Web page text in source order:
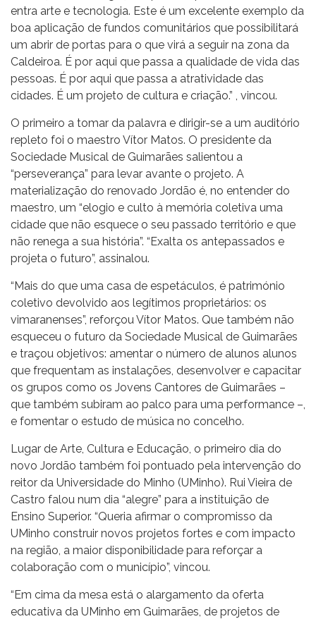
entra arte e tecnologia. Este é um excelente exemplo da
boa aplicação de fundos comunitários que possibilitará
um abrir de portas para o que virá a seguir na zona da
Caldeiroa. É por aqui que passa a qualidade de vida das
pessoas. É por aqui que passa a atratividade das
cidades. É um projeto de cultura e criação.” , vincou.
O primeiro a tomar da palavra e dirigir-se a um auditório
repleto foi o maestro Vítor Matos. O presidente da
Sociedade Musical de Guimarães salientou a
“perseverança” para levar avante o projeto. A
materialização do renovado Jordão é, no entender do
maestro, um “elogio e culto à memória coletiva uma
cidade que não esquece o seu passado território e que
não renega a sua história”. “Exalta os antepassados e
projeta o futuro”, assinalou.
“Mais do que uma casa de espetáculos, é património
coletivo devolvido aos legítimos proprietários: os
vimaranenses”, reforçou Vítor Matos. Que também não
esqueceu o futuro da Sociedade Musical de Guimarães
e traçou objetivos: amentar o número de alunos alunos
que frequentam as instalações, desenvolver e capacitar
os grupos como os Jovens Cantores de Guimarães –
que também subiram ao palco para uma performance –,
e fomentar o estudo de música no concelho.
Lugar de Arte, Cultura e Educação, o primeiro dia do
novo Jordão também foi pontuado pela intervenção do
reitor da Universidade do Minho (UMinho). Rui Vieira de
Castro falou num dia “alegre” para a instituição de
Ensino Superior. “Queria afirmar o compromisso da
UMinho construir novos projetos fortes e com impacto
na região, a maior disponibilidade para reforçar a
colaboração com o município”, vincou.
“Em cima da mesa está o alargamento da oferta
educativa da UMinho em Guimarães, de projetos de